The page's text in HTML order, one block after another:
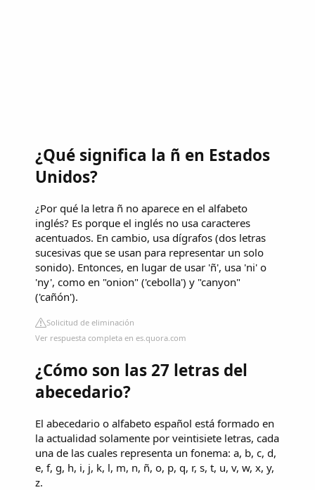
¿Qué significa la ñ en Estados
Unidos?
¿Por qué la letra ñ no aparece en el alfabeto
inglés? Es porque el inglés no usa caracteres
acentuados. En cambio, usa dígrafos (dos letras
sucesivas que se usan para representar un solo
sonido). Entonces, en lugar de usar 'ñ', usa 'ni' o
'ny', como en "onion" ('cebolla') y "canyon"
('cañón').
Solicitud de eliminación
Ver respuesta completa en es.quora.com
¿Cómo son las 27 letras del
abecedario?
El abecedario o alfabeto español está formado en
la actualidad solamente por veintisiete letras, cada
una de las cuales representa un fonema: a, b, c, d,
e, f, g, h, i, j, k, l, m, n, ñ, o, p, q, r, s, t, u, v, w, x, y,
z.